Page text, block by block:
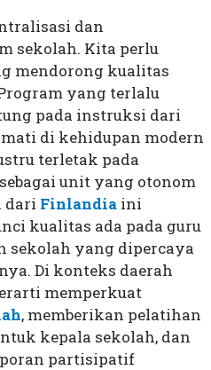
dan
sekolah. Kita perlu
mendorong kualitas
yang terlalu
pada instruksi dari
di kehidupan modern
terletak pada
unit yang otonom
dari Finlandia ini
kualitas ada pada guru
sekolah yang dipercaya
Di konteks daerah
memperkuat
, memberikan pelatihan
kepala sekolah, dan
partisipatif